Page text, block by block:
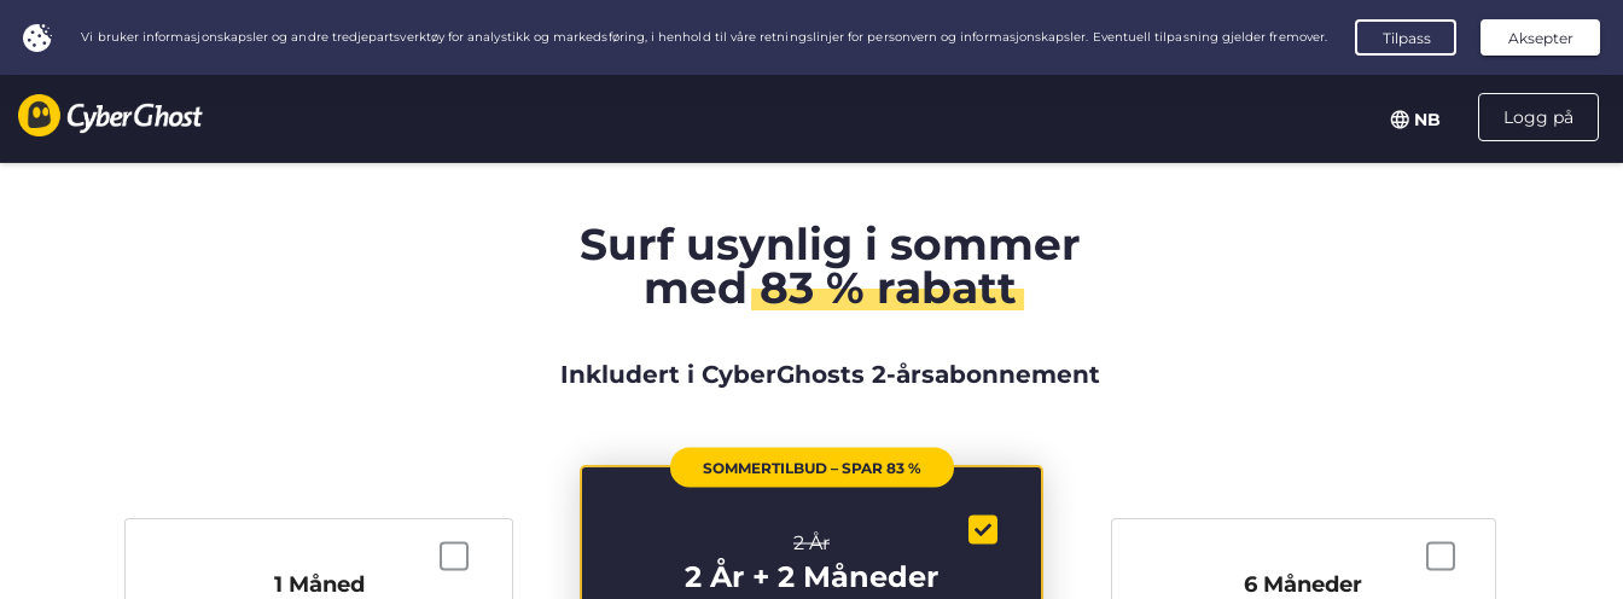
Logg på
NB
Surf usynlig i sommer
med83 % rabatt
Inkludert i CyberGhosts 2-årsabonnement
SOMMERTILBUD – SPAR 83 %
2 År
2 År + 2 Måneder 6 Måneder
1 Måned